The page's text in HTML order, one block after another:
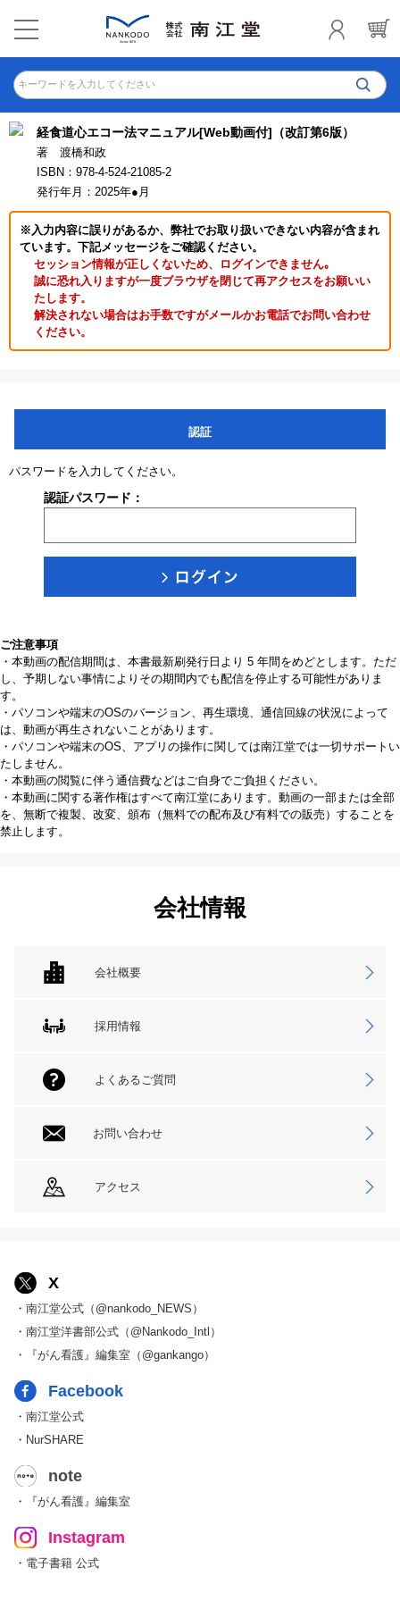
キーワードを入力してください
経食道心エコー法マニュアル[Web動画付]（改訂第6版）
著 渡橋和政
ISBN：978-4-524-21085-2
発行年月：2025年●月
※入力内容に誤りがあるか、弊社でお取り扱いできない内容が含まれ
ています。下記メッセージをご確認ください。
セッション情報が正しくないため、ログインできません｡
誠に恐れ入りますが一度ブラウザを閉じて再アクセスをお願いい
たします。
解決されない場合はお手数ですがメールかお電話でお問い合わせ
ください。
認証
パスワードを入力してください。
認証パスワード：
ご注意事項
・本動画の配信期間は、本書最新刷発行日より 5 年間をめどとします。ただ
し、予期しない事情によりその期間内でも配信を停止する可能性がありま
す。
・パソコンや端末のOSのバージョン、再生環境、通信回線の状況によって
は、動画が再生されないことがあります。
・パソコンや端末のOS、アプリの操作に関しては南江堂では一切サポートい
たしません。
・本動画の閲覧に伴う通信費などはご自身でご負担ください。
・本動画に関する著作権はすべて南江堂にあります。動画の一部または全部
を、無断で複製、改変、頒布（無料での配布及び有料での販売）することを
禁止します。
会社情報
会社概要
採用情報
よくあるご質問
お問い合わせ
アクセス
X
・南江堂公式（@nankodo_NEWS）
・南江堂洋書部公式（@Nankodo_Intl）
・『がん看護』編集室（@gankango）
Facebook
・南江堂公式
・NurSHARE
note
・『がん看護』編集室
Instagram
・電子書籍 公式